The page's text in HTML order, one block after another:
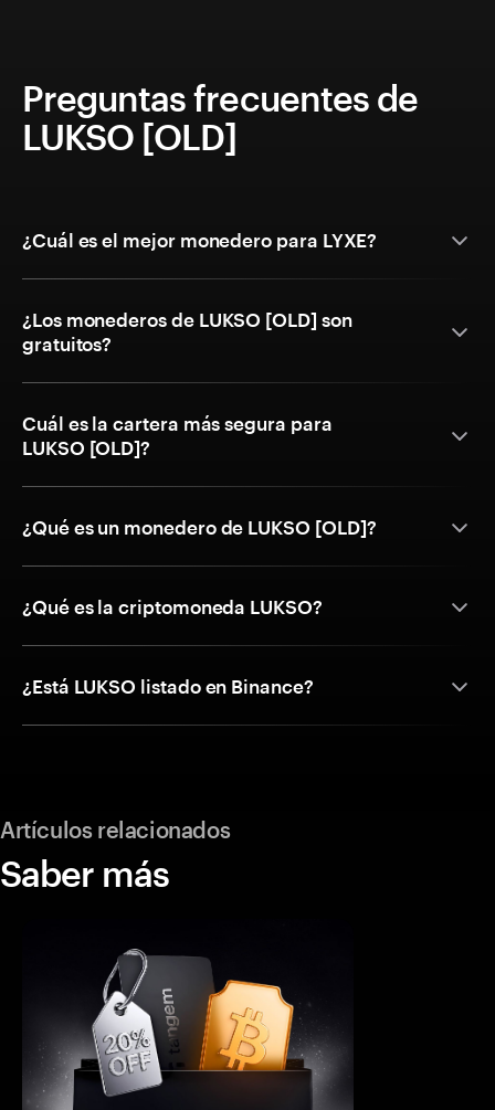
Preguntas frecuentes de
LUKSO [OLD]
¿Cuál es el mejor monedero para LYXE?
¿Los monederos de LUKSO [OLD] son
gratuitos?
Cuál es la cartera más segura para
LUKSO [OLD]?
¿Qué es un monedero de LUKSO [OLD]?
¿Qué es la criptomoneda LUKSO?
¿Está LUKSO listado en Binance?
Artículos relacionados
Saber más